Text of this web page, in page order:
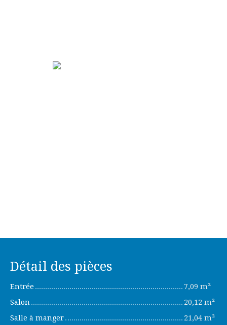
Détail des pièces
Entrée
7,09 m²
Salon
20,12 m²
Salle à manger
21,04 m²